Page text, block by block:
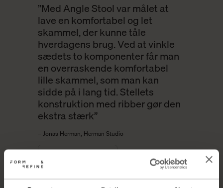
”Med Angle Stool var målet at
lave en komfortabel og let
skammel, der kunne tåle
hverdagens brug. Ved at vinkle
sædets to komponenter får man
en overraskende komfortabel
lille skammel, som man kan
sidde på i lang tid. Stellets
konstruktion med ribber gør den
ekstra stærk”
– Jonas Herman, Herman Studio
UDFORSK DESIGNEREN